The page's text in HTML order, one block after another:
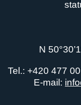
N
Tel.: +420 477
E-mail: